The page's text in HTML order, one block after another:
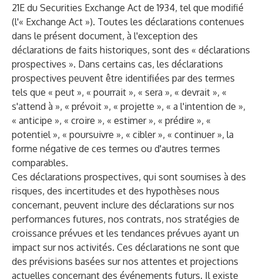
21E du Securities Exchange Act de 1934, tel que modifié
(l'« Exchange Act »). Toutes les déclarations contenues
dans le présent document, à l'exception des
déclarations de faits historiques, sont des « déclarations
prospectives ». Dans certains cas, les déclarations
prospectives peuvent être identifiées par des termes
tels que « peut », « pourrait », « sera », « devrait », «
s'attend à », « prévoit », « projette », « a l'intention de »,
« anticipe », « croire », « estimer », « prédire », «
potentiel », « poursuivre », « cibler », « continuer », la
forme négative de ces termes ou d'autres termes
comparables.
Ces déclarations prospectives, qui sont soumises à des
risques, des incertitudes et des hypothèses nous
concernant, peuvent inclure des déclarations sur nos
performances futures, nos contrats, nos stratégies de
croissance prévues et les tendances prévues ayant un
impact sur nos activités. Ces déclarations ne sont que
des prévisions basées sur nos attentes et projections
actuelles concernant des événements futurs. Il existe